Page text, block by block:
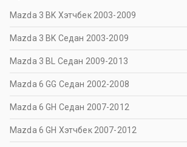
Mazda 3 BK Хэтчбек 2003-2009
Mazda 3 BK Седан 2003-2009
Mazda 3 BL Седан 2009-2013
Mazda 6 GG Седан 2002-2008
Mazda 6 GH Седан 2007-2012
Mazda 6 GH Хэтчбек 2007-2012